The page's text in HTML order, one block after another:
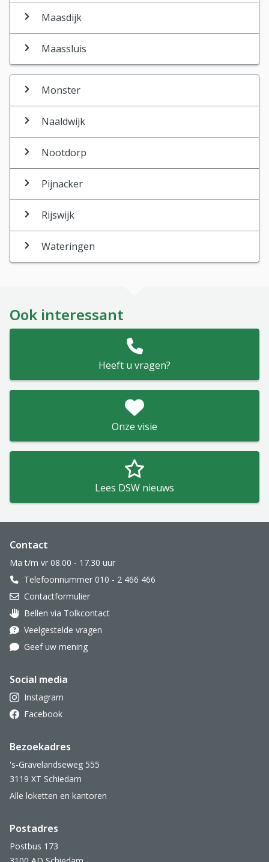
Maasdijk
Maassluis
Monster
Naaldwijk
Nootdorp
Pijnacker
Rijswijk
Wateringen
Ook interessant
Heeft u vragen?
Onze visie
Lees DSW nieuws
Website footer
Contact
Ma t/m vr 08.00 - 17.30 uur
Telefoonnummer 010 - 2 466 466
Contactformulier
Oor met hoortoestel
Bellen via Tolkcontact
Veelgestelde vragen
Geef uw mening
Social media
Instagram
Facebook
Bezoekadres
's-Gravelandseweg 555
3119 XT Schiedam
Alle loketten en kantoren
Postadres
Postbus 173